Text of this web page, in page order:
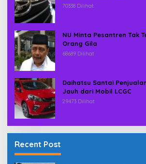
70338 Dilihat
NU Minta Pesantren Tak
Orang Gila
68689 Dilihat
Daihatsu Santai
Jauh dari Mobil LCGC
29473 Dilihat
Recent Post